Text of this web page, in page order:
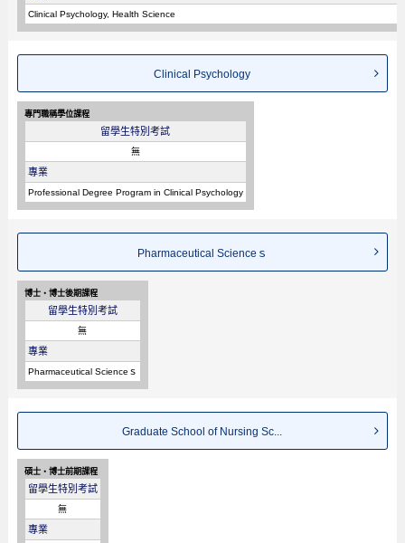
Clinical Psychology, Health Science
Clinical Psychology
專門職稱學位課程
留學生特別考試
無
專業
Professional Degree Program in Clinical Psychology
Pharmaceutical Scienceｓ
博士・博士後期課程
留學生特別考試
無
專業
Pharmaceutical Scienceｓ
Graduate School of Nursing Sc...
碩士・博士前期課程
留學生特別考試
無
專業